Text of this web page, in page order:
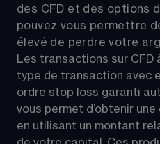
des CFD et des options
pouvez vous permettre
élevé de perdre votre
Les transactions sur CFD
type de transaction avec
ordre stop loss garanti
vous permet d’obtenir
en utilisant un montant